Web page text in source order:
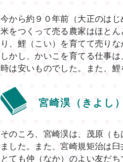
今から約９０年前（大正のは
米をつくって売る農家はほと
り、鯉（こい）を育てて売りな
しかし、かいこを育てる仕事
時は安いものでした。また、
宮崎淏（きよし
そのころ、宮崎淏は、茂原（
ました。また、宮崎規矩治は
とても仲（なか）のよい友だち